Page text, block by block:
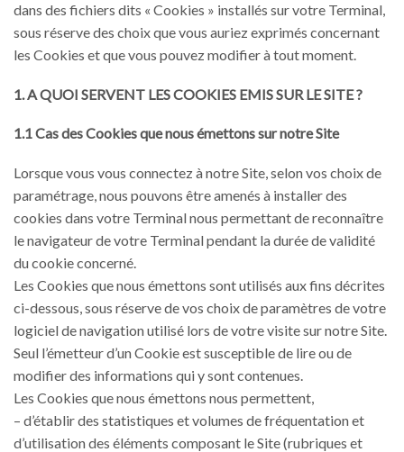
dans des fichiers dits « Cookies » installés sur votre Terminal,
sous réserve des choix que vous auriez exprimés concernant
les Cookies et que vous pouvez modifier à tout moment.
1. A QUOI SERVENT LES COOKIES EMIS SUR LE SITE ?
1.1 Cas des Cookies que nous émettons sur notre Site
Lorsque vous vous connectez à notre Site, selon vos choix de
paramétrage, nous pouvons être amenés à installer des
cookies dans votre Terminal nous permettant de reconnaître
le navigateur de votre Terminal pendant la durée de validité
du cookie concerné.
Les Cookies que nous émettons sont utilisés aux fins décrites
ci-dessous, sous réserve de vos choix de paramètres de votre
logiciel de navigation utilisé lors de votre visite sur notre Site.
Seul l’émetteur d’un Cookie est susceptible de lire ou de
modifier des informations qui y sont contenues.
Les Cookies que nous émettons nous permettent,
– d’établir des statistiques et volumes de fréquentation et
d’utilisation des éléments composant le Site (rubriques et